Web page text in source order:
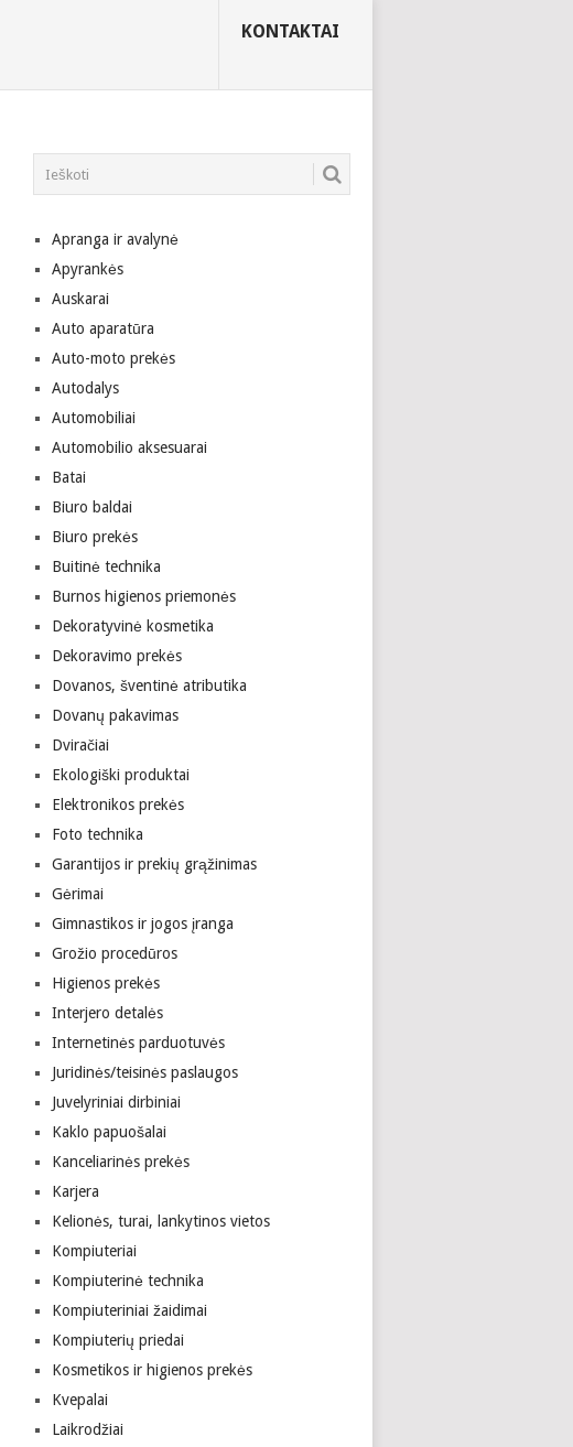
KONTAKTAI
Apranga ir avalynė
Apyrankės
Auskarai
Auto aparatūra
Auto-moto prekės
Autodalys
Automobiliai
Automobilio aksesuarai
Batai
Biuro baldai
Biuro prekės
Buitinė technika
Burnos higienos priemonės
Dekoratyvinė kosmetika
Dekoravimo prekės
Dovanos, šventinė atributika
Dovanų pakavimas
Dviračiai
Ekologiški produktai
Elektronikos prekės
Foto technika
Garantijos ir prekių grąžinimas
Gėrimai
Gimnastikos ir jogos įranga
Grožio procedūros
Higienos prekės
Interjero detalės
Internetinės parduotuvės
Juridinės/teisinės paslaugos
Juvelyriniai dirbiniai
Kaklo papuošalai
Kanceliarinės prekės
Karjera
Kelionės, turai, lankytinos vietos
Kompiuteriai
Kompiuterinė technika
Kompiuteriniai žaidimai
Kompiuterių priedai
Kosmetikos ir higienos prekės
Kvepalai
Laikrodžiai